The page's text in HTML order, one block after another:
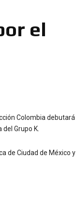
el
Colombia debutará
Grupo K.
de Ciudad de México y